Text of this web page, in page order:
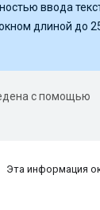
ввода
длиной до
с помощью
Эта информация